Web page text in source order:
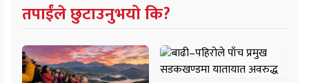
तपाईंले छुटाउनुभयो कि?